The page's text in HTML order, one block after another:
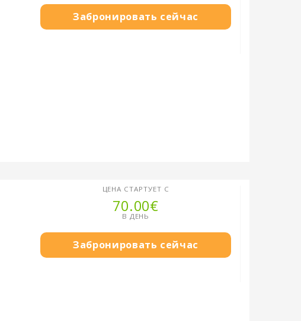
Забронировать сейчас
ЦЕНА СТАРТУЕТ С
70.00€
В ДЕНЬ
Забронировать сейчас